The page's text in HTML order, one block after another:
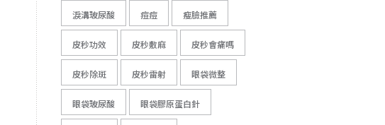
淚溝玻尿酸 痘痘 瘦臉推薦
皮秒功效 皮秒敷麻 皮秒會痛嗎
皮秒除斑 皮秒雷射 眼袋微整
眼袋玻尿酸 眼袋膠原蛋白針